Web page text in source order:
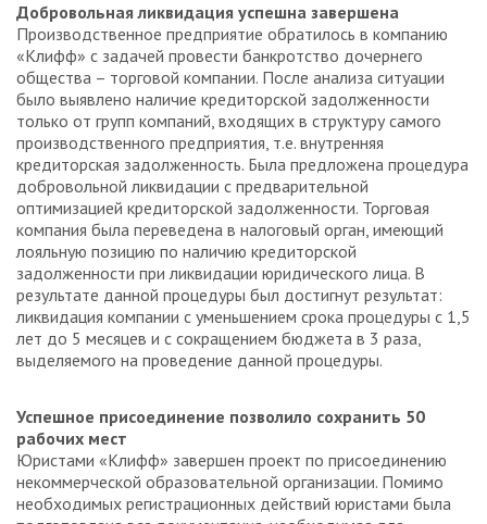
Добровольная ликвидация успешна завершена
Производственное предприятие обратилось в компанию
«Клифф» с задачей провести банкротство дочернего
общества – торговой компании. После анализа ситуации
было выявлено наличие кредиторской задолженности
только от групп компаний, входящих в структуру самого
производственного предприятия, т.е. внутренняя
кредиторская задолженность. Была предложена процедура
добровольной ликвидации с предварительной
оптимизацией кредиторской задолженности. Торговая
компания была переведена в налоговый орган, имеющий
лояльную позицию по наличию кредиторской
задолженности при ликвидации юридического лица. В
результате данной процедуры был достигнут результат:
ликвидация компании с уменьшением срока процедуры с 1,5
лет до 5 месяцев и с сокращением бюджета в 3 раза,
выделяемого на проведение данной процедуры.
Успешное присоединение позволило сохранить 50
рабочих мест
Юристами «Клифф» завершен проект по присоединению
некоммерческой образовательной организации. Помимо
необходимых регистрационных действий юристами была